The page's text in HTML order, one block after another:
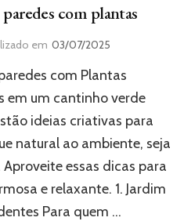
com plantas
em 03/07/2025
com Plantas
em um cantinho verde
ideias criativas para
natural ao ambiente, seja
essas dicas para
e relaxante. 1. Jardim
Para quem …